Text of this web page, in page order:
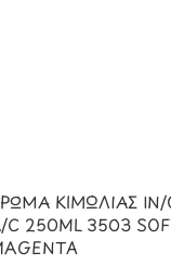
ΚΙΜΩΛΙΑΣ IN/
C 250ML 3503